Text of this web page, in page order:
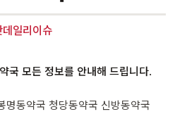
데일리이슈
국 모든 정보를 안내해 드립니다.
명동약국 청당동약국 신방동약국